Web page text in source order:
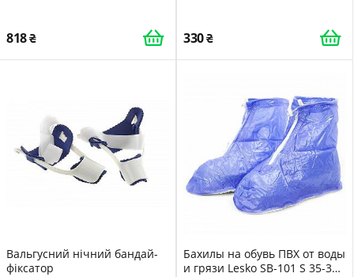
818 330
Вальгусний нічний бандай-
фіксатор
Бахилы на обувь ПВХ от воды
и грязи Lesko SB-101 S 35-36